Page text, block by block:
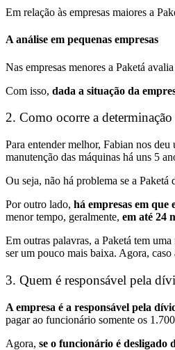
Em relação às empresas maiores a
A análise em pequenas empresas
Nas empresas menores a Paketá
Com isso, dada a situação da
2. Como ocorre a
Para entender melhor, Fabian nos
manutenção das máquinas há uns 5
Ou seja, não há problema se a
Por outro lado, há empresas em
menor tempo, geralmente, em até 24
Em outras palavras, a Paketá tem
ser um pouco mais baixa. Agora,
3. Quem é responsável pela
A empresa é a responsável pela
pagar ao funcionário somente os
Agora, se o funcionário é desligado